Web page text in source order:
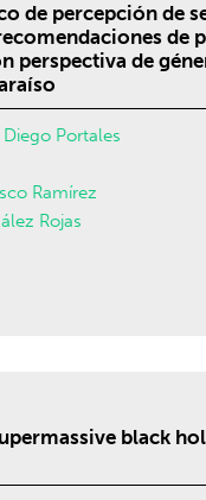
de percepción de
de
perspectiva de
Portales
Ramírez
Rojas
black